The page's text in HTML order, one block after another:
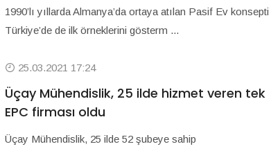
1990’lı yıllarda Almanya’da ortaya atılan Pasif Ev konsepti
Türkiye’de de ilk örneklerini gösterm ...
25.03.2021 17:24
Üçay Mühendislik, 25 ilde hizmet veren tek
EPC firması oldu
Üçay Mühendislik, 25 ilde 52 şubeye sahip